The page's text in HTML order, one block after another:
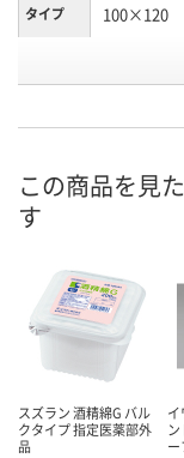
タイプ 100×120
この商品を見
す
スズラン 酒精綿G バル
クタイプ 指定医薬部外
品
ー